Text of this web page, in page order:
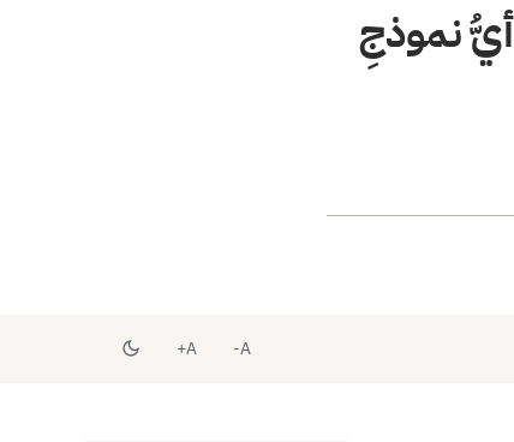
أيُّ نموذجِ
A-
A+